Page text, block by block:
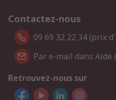
Contactez-nous
09 69 32 22 34 (prix
Par e-mail dans Aide
Retrouvez-nous sur